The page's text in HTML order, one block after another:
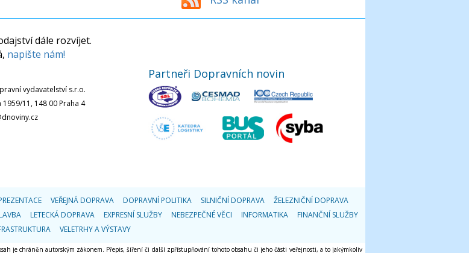
dále rozvíjet.
napište nám!
vydavatelství s.r.o.
1959/11, 148 00 Praha 4
Partneři Dopravních novin
VEŘEJNÁ DOPRAVA DOPRAVNÍ POLITIKA SILNIČNÍ DOPRAVA
ŽELEZNIČNÍ DOPRAVA
LETECKÁ DOPRAVA EXPRESNÍ SLUŽBY NEBEZPEČNÉ VĚCI INFORMATIKA
FINANČNÍ SLUŽBY
VELETRHY A VÝSTAVY
je chráněn autorským zákonem. Přepis, šíření či další zpřístupňování tohoto obsahu či jeho části veřejnosti, a to jakýmkoliv